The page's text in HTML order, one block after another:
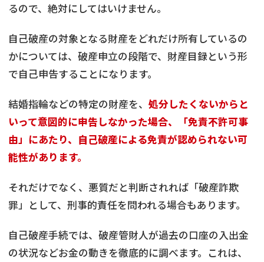
るので、絶対にしてはいけません。
自己破産の対象となる財産をどれだけ所有しているの
かについては、破産申立の段階で、財産目録という形
で自己申告することになります。
結婚指輪などの特定の財産を、 処分したくないからと
いって意図的に申告しなかった場合、「免責不許可事
由」にあたり、自己破産による免責が認められない可
能性があります。
それだけでなく、悪質だと判断されれば「破産詐欺
罪」として、刑事的責任を問われる場合もあります。
自己破産手続では、破産管財人が過去の口座の入出金
の状況などお金の動きを徹底的に調べます。これは、